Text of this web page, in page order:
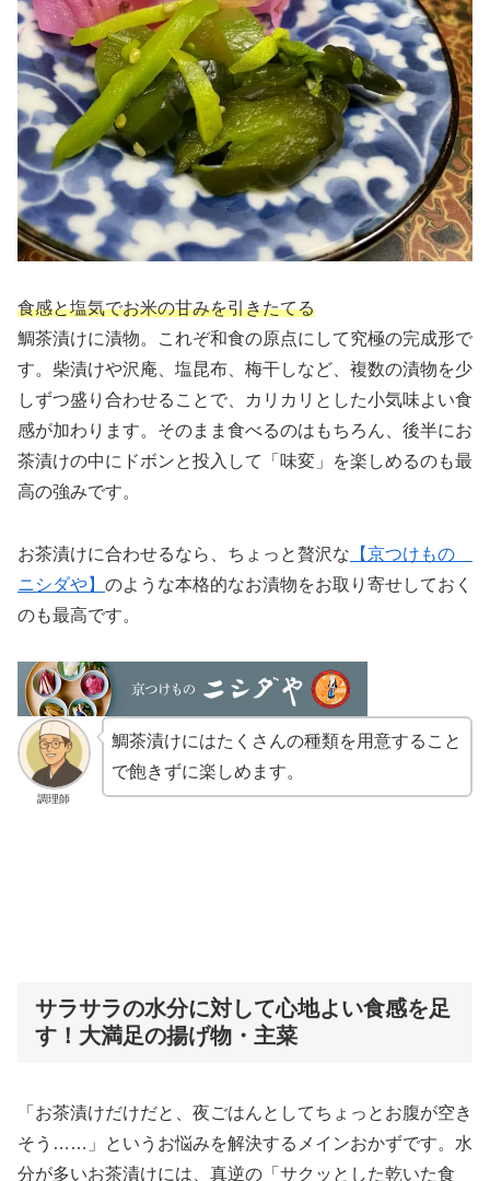
食感と塩気でお米の甘みを引きたてる
鯛茶漬けに漬物。これぞ和食の原点にして究極の完成形で
す。柴漬けや沢庵、塩昆布、梅干しなど、複数の漬物を少
しずつ盛り合わせることで、カリカリとした小気味よい食
感が加わります。そのまま食べるのはもちろん、後半にお
茶漬けの中にドボンと投入して「味変」を楽しめるのも最
高の強みです。
お茶漬けに合わせるなら、ちょっと贅沢な 【京つけもの
ニシダや】 のような本格的なお漬物をお取り寄せしておく
のも最高です。
調理師
鯛茶漬けにはたくさんの種類を用意すること
で飽きずに楽しめます。
サラサラの水分に対して心地よい食感を足
す！大満足の揚げ物・主菜
「お茶漬けだけだと、夜ごはんとしてちょっとお腹が空き
そう……」というお悩みを解決するメインおかずです。水
分が多いお茶漬けには、真逆の「サクッとした乾いた食